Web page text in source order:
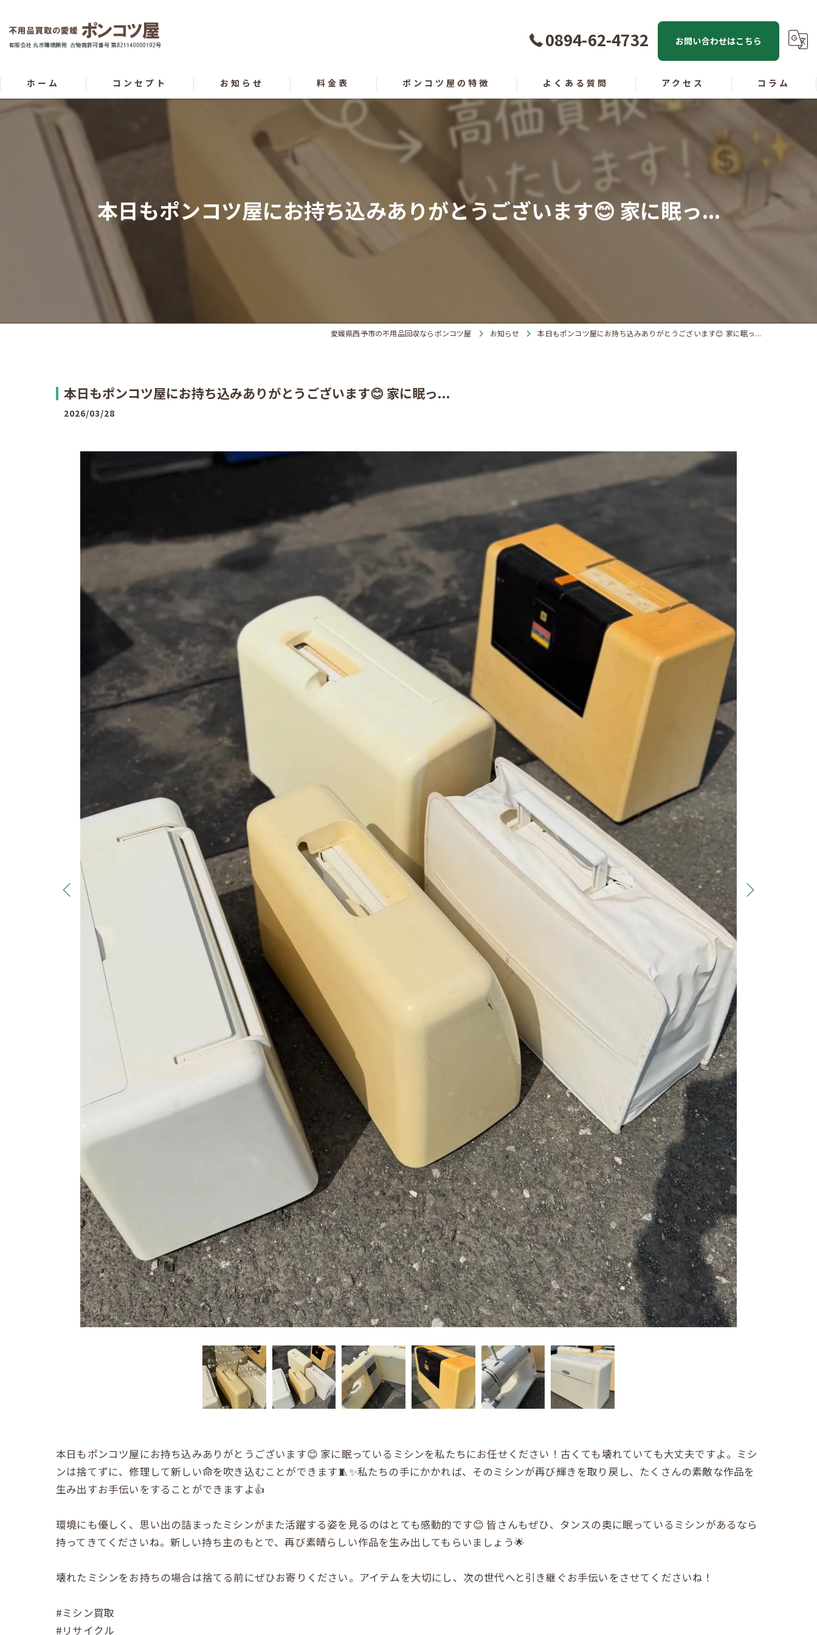
0894-62-4732 お問い合わせはこちら
ホーム コンセプト お知らせ 料金表 ポンコツ屋の特徴
遺品整理
愛媛の不用品回収
よくある質問 アクセス コラム
本日もポンコツ屋にお持ち込みありがとうございます😊 家に眠っ...
愛媛県西予市の不用品回収ならポンコツ屋 お知らせ 本日もポンコツ屋にお持ち込みありがとうございます😊 家に眠っ...
本日もポンコツ屋にお持ち込みありがとうございます😊 家に眠っ...
2026/03/28
本日もポンコツ屋にお持ち込みありがとうございます😊 家に眠っているミシンを私たちにお任せください！古くても壊れていても大丈夫ですよ。ミシ
ンは捨てずに、修理して新しい命を吹き込むことができます🧵✨私たちの手にかかれば、そのミシンが再び輝きを取り戻し、たくさんの素敵な作品を
生み出すお手伝いをすることができますよ👍
環境にも優しく、思い出の詰まったミシンがまた活躍する姿を見るのはとても感動的です😊 皆さんもぜひ、タンスの奥に眠っているミシンがあるなら
持ってきてくださいね。新しい持ち主のもとで、再び素晴らしい作品を生み出してもらいましょう🌟
壊れたミシンをお持ちの場合は捨てる前にぜひお寄りください。アイテムを大切にし、次の世代へと引き継ぐお手伝いをさせてくださいね！
#ミシン買取
#リサイクル
お問い合わせはこちら
お問い合わせはこちら